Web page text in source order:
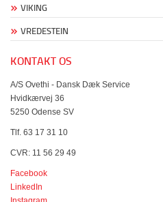
VIKING
VREDESTEIN
KONTAKT OS
A/S Ovethi - Dansk Dæk Service
Hvidkærvej 36
5250 Odense SV
Tlf. 63 17 31 10
CVR: 11 56 29 49
Facebook
LinkedIn